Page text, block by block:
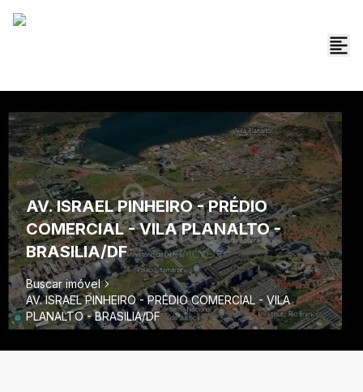
AV. ISRAEL PINHEIRO - PRÉDIO
COMERCIAL - VILA PLANALTO -
BRASILIA/DF
Buscar imóvel
AV. ISRAEL PINHEIRO - PRÉDIO COMERCIAL - VILA
PLANALTO - BRASILIA/DF